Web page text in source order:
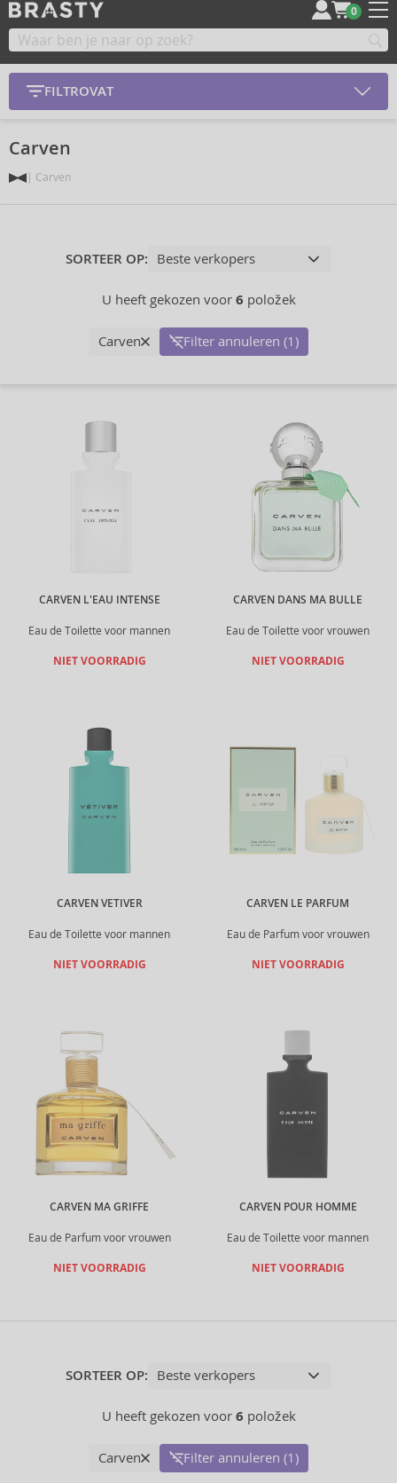
0
FILTROVAT
Carven
Carven
SORTEER OP:
U heeft gekozen voor 6 položek
Carven Filter annuleren (1)
CARVEN L'EAU INTENSE
Eau de Toilette voor mannen
NIET VOORRADIG
CARVEN DANS MA BULLE
Eau de Toilette voor vrouwen
NIET VOORRADIG
CARVEN VETIVER
Eau de Toilette voor mannen
NIET VOORRADIG
CARVEN LE PARFUM
Eau de Parfum voor vrouwen
NIET VOORRADIG
CARVEN MA GRIFFE
Eau de Parfum voor vrouwen
NIET VOORRADIG
CARVEN POUR HOMME
Eau de Toilette voor mannen
NIET VOORRADIG
SORTEER OP:
U heeft gekozen voor 6 položek
Carven Filter annuleren (1)